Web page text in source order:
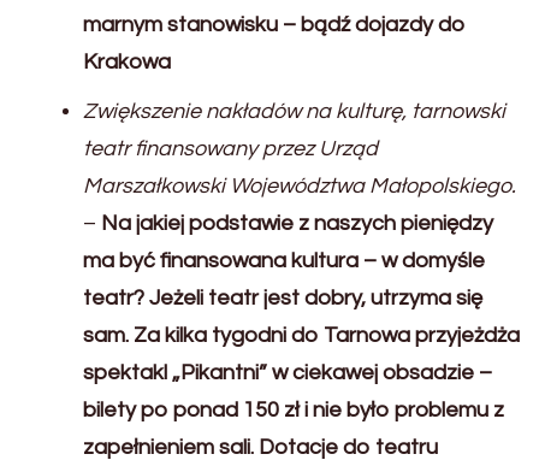
marnym stanowisku – bądź dojazdy do
Krakowa
Zwiększenie nakładów na kulturę, tarnowski
teatr finansowany przez Urząd
Marszałkowski Województwa Małopolskiego.
– Na jakiej podstawie z naszych pieniędzy
ma być finansowana kultura – w domyśle
teatr? Jeżeli teatr jest dobry, utrzyma się
sam. Za kilka tygodni do Tarnowa przyjeżdża
spektakl „Pikantni” w ciekawej obsadzie –
bilety po ponad 150 zł i nie było problemu z
zapełnieniem sali. Dotacje do teatru